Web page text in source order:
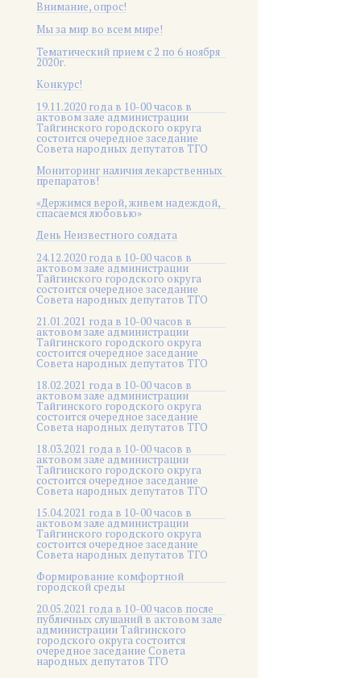
Внимание, опрос!
Мы за мир во всем мире!
Тематический прием с 2 по 6 ноября
2020г.
Конкурс!
19.11.2020 года в 10-00 часов в
актовом зале администрации
Тайгинского городского округа
состоится очередное заседание
Совета народных депутатов ТГО
Мониторинг наличия лекарственных
препаратов!
«Держимся верой, живем надеждой,
спасаемся любовью»
День Неизвестного солдата
24.12.2020 года в 10-00 часов в
актовом зале администрации
Тайгинского городского округа
состоится очередное заседание
Совета народных депутатов ТГО
21.01.2021 года в 10-00 часов в
актовом зале администрации
Тайгинского городского округа
состоится очередное заседание
Совета народных депутатов ТГО
18.02.2021 года в 10-00 часов в
актовом зале администрации
Тайгинского городского округа
состоится очередное заседание
Совета народных депутатов ТГО
18.03.2021 года в 10-00 часов в
актовом зале администрации
Тайгинского городского округа
состоится очередное заседание
Совета народных депутатов ТГО
15.04.2021 года в 10-00 часов в
актовом зале администрации
Тайгинского городского округа
состоится очередное заседание
Совета народных депутатов ТГО
Формирование комфортной
городской среды
20.05.2021 года в 10-00 часов после
публичных слушаний в актовом зале
администрации Тайгинского
городского округа состоится
очередное заседание Совета
народных депутатов ТГО